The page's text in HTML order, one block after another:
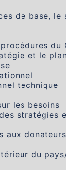
de base, le
du
et le
technique
les besoins
stratégies
aux
du